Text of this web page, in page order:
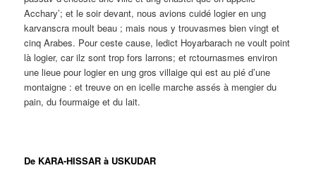
Acchary’; et le soir devant, nous avions cuidé logier en ung
karvanscra moult beau ; mais nous y trouvasmes bien vingt et
cinq Arabes. Pour ceste cause, ledict Hoyarbarach ne voult point
là logier, car ilz sont trop fors larrons; et rctournasmes environ
une lieue pour logier en ung gros villaige qui est au pié d’une
montaigne : et treuve on en icelle marche assés à mengier du
pain, du fourmaige et du lait.
De KARA-HISSAR à USKUDAR